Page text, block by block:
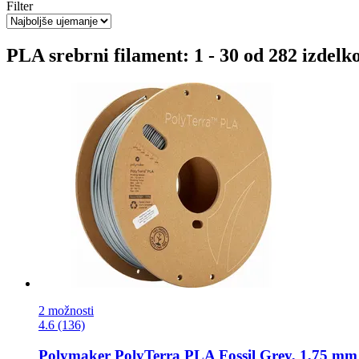
Filter
PLA srebrni filament: 1 - 30 od 282
2 možnosti
4.6 (136)